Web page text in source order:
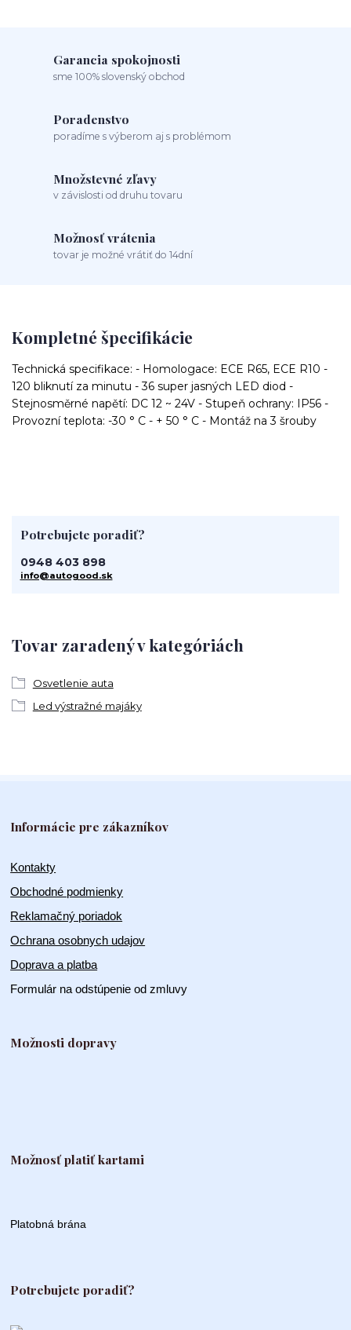
Garancia spokojnosti
sme 100% slovenský obchod
Poradenstvo
poradíme s výberom aj s problémom
Množstevné zľavy
v závislosti od druhu tovaru
Možnosť vrátenia
tovar je možné vrátiť do 14dní
Kompletné špecifikácie
Technická specifikace: - Homologace: ECE R65, ECE R10 -
120 bliknutí za minutu - 36 super jasných LED diod -
Stejnosměrné napětí: DC 12 ~ 24V - Stupeň ochrany: IP56 -
Provozní teplota: -30 ° C - + 50 ° C - Montáž na 3 šrouby
Tovar zaradený v kategóriách
Osvetlenie auta
Led výstražné majáky
Potrebujete poradiť?
0948 403 898
info@autogood.sk
Informácie pre zákazníkov
Kontakty
Obchodné podmienky
Reklamačný poriadok
Ochrana osobnych udajov
Doprava a platba
Formulár na odstúpenie od zmluvy
Možnosti dopravy
Možnosť platiť kartami
Platobná brána
Potrebujete poradiť?